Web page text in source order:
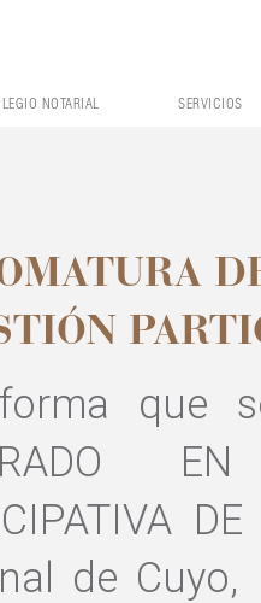
NOTARIAL SERVICIOS
que
de